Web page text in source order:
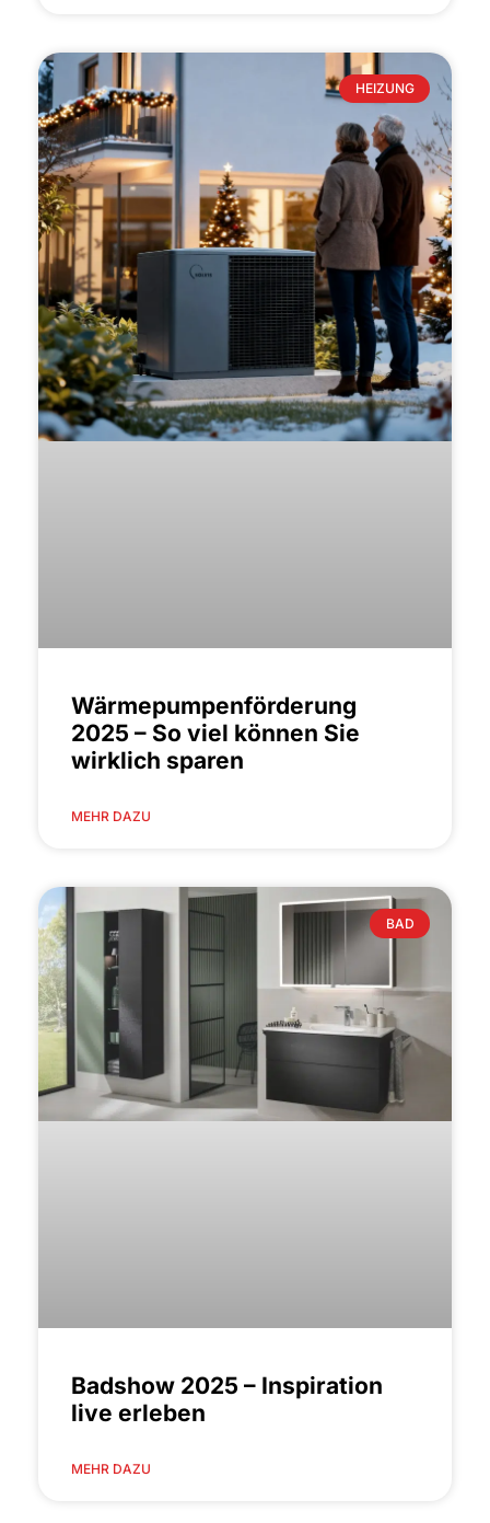
HEIZUNG
Wärmepumpenförderung
2025 – So viel können Sie
wirklich sparen
MEHR DAZU
BAD
Badshow 2025 – Inspiration
live erleben
MEHR DAZU